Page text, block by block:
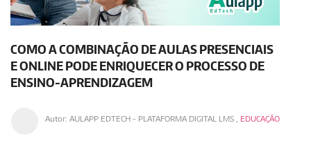
COMO A COMBINAÇÃO DE AULAS PRESENCIAIS
E ONLINE PODE ENRIQUECER O PROCESSO DE
ENSINO-APRENDIZAGEM
Autor: AULAPP EDTECH - PLATAFORMA DIGITAL LMS, EDUCAÇÃO